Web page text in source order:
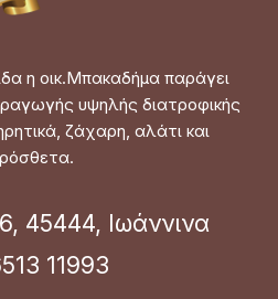
η οικ.Μπακαδήμα παράγει
υψηλής διατροφικής
ζάχαρη, αλάτι και
45444, Ιωάννινα
11993